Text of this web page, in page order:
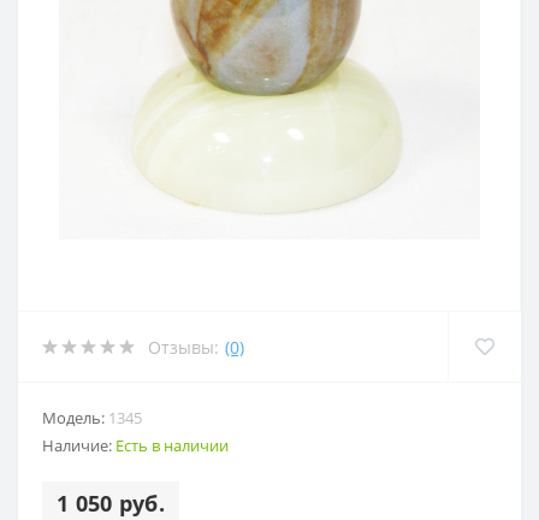
Отзывы: (0)
Модель: 1345
Наличие: Есть в наличии
1 050 руб.